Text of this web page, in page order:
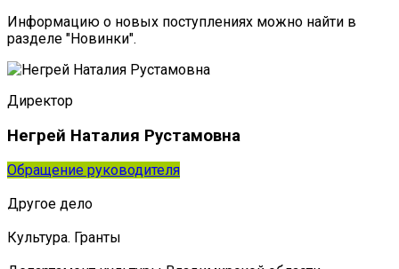
Информацию о новых поступлениях можно найти в
разделе "Новинки".
Директор
Негрей Наталия Рустамовна
Обращение руководителя
Другое дело
Культура. Гранты